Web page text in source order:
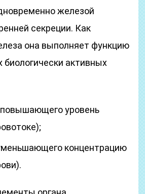
железой
секреции. Как
она выполняет функцию
активных
повышающего уровень
концентрацию